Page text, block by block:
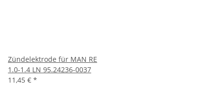
Zündelektrode für MAN RE
1.0-1.4 LN 95.24236-0037
11,45 € *